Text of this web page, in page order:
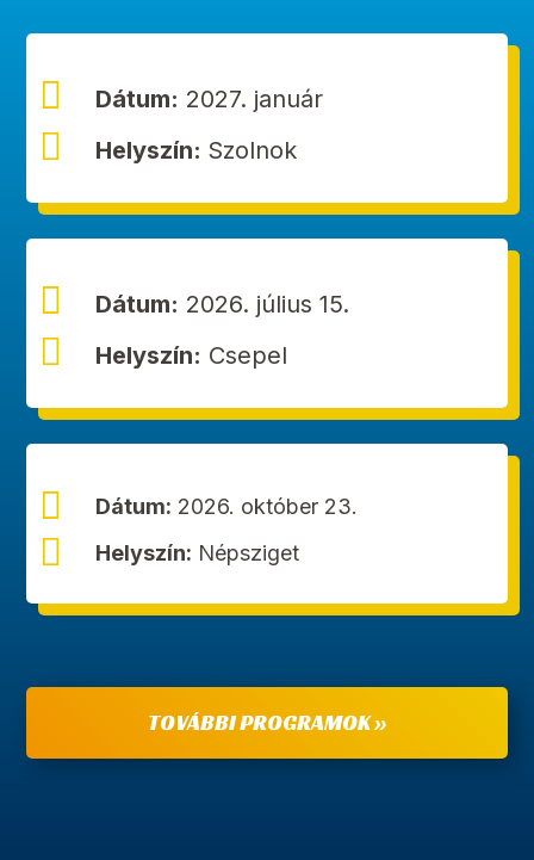
 Dátum: 2027. január
 Helyszín: Szolnok
 Dátum: 2026. július 15.
 Helyszín: Csepel
 Dátum: 2026. október 23.
 Helyszín: Népsziget
TOVÁBBI PROGRAMOK »